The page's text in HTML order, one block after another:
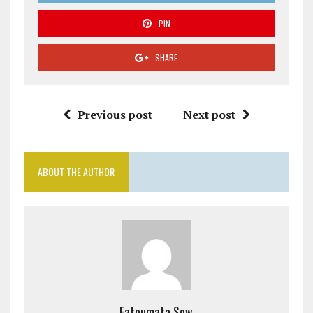
PIN
SHARE
Previous post Next post
ABOUT THE AUTHOR